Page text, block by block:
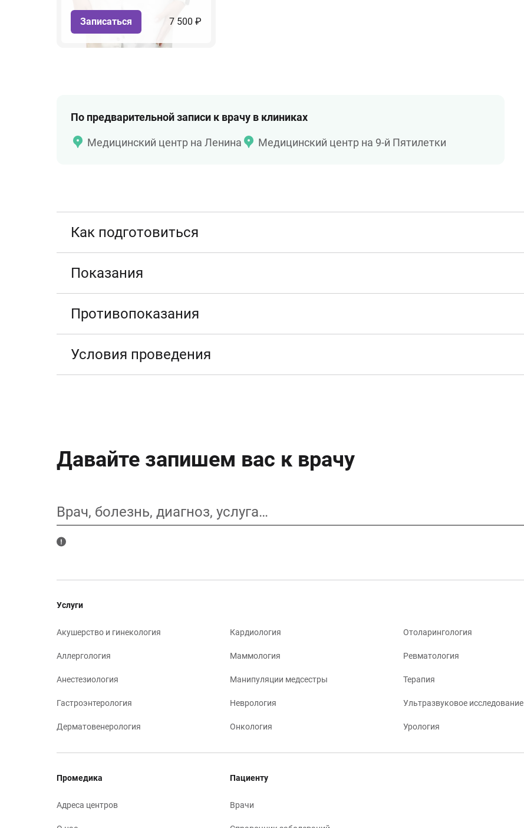
Записаться 7 500 ₽
По предварительной записи к врачу в клиниках
Медицинский центр на Ленина Медицинский центр на 9-й Пятилетки
Как подготовиться
Показания
Противопоказания
Условия проведения
Давайте запишем вас к врачу
Врач, болезнь, диагноз, услуга…
Услуги
Акушерство и гинекология
Аллергология
Анестезиология
Гастроэнтерология
Дерматовенерология
Кардиология
Маммология
Манипуляции медсестры
Неврология
Онкология
Отоларингология
Ревматология
Терапия
Ультразвуковое исследование
Урология
Промедика
Адреса центров
Пациенту
Врачи